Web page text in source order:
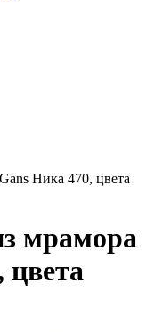
Ника 470, цвета
мрамора
цвета